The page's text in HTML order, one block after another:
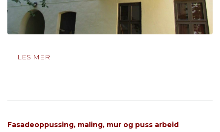
LES MER
Fasadeoppussing, maling, mur og puss arbeid